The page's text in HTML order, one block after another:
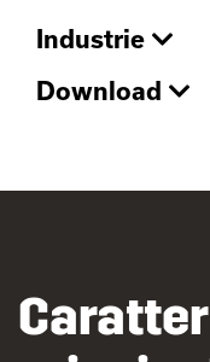
Industrie
Download